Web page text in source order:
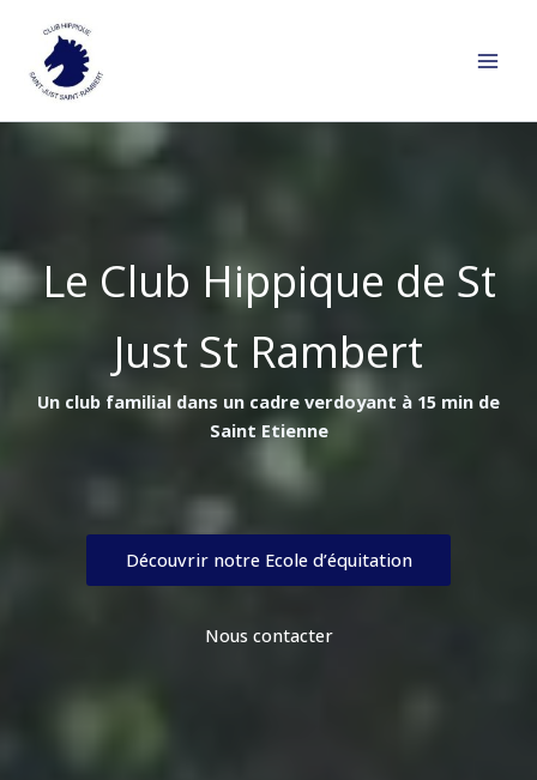
contenu
Le Club Hippique de St
Just St Rambert
Un club familial dans un cadre verdoyant à 15 min de
Saint Etienne
Découvrir notre Ecole d’équitation
Nous contacter